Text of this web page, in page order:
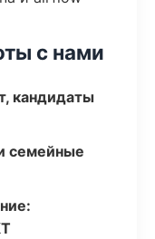
с нами
кандидаты
семейные